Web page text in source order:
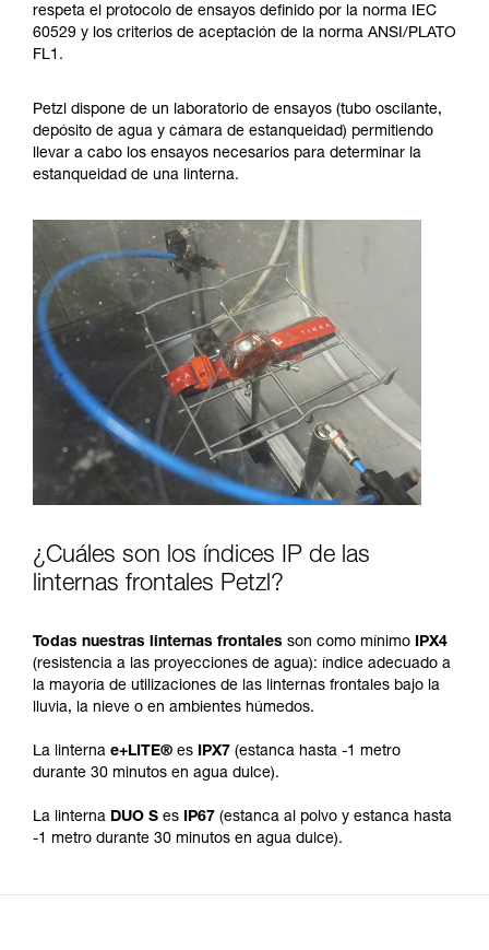
respeta el protocolo de ensayos definido por la norma IEC
60529 y los criterios de aceptación de la norma ANSI/PLATO
FL1.
Petzl dispone de un laboratorio de ensayos (tubo oscilante,
depósito de agua y cámara de estanqueidad) permitiendo
llevar a cabo los ensayos necesarios para determinar la
estanqueidad de una linterna.
¿Cuáles son los índices IP de las
linternas frontales Petzl?
Todas nuestras linternas frontales son como mínimo IPX4
(resistencia a las proyecciones de agua): índice adecuado a
la mayoría de utilizaciones de las linternas frontales bajo la
lluvia, la nieve o en ambientes húmedos.
La linterna e+LITE® es IPX7 (estanca hasta -1 metro
durante 30 minutos en agua dulce).
La linterna DUO S es IP67 (estanca al polvo y estanca hasta
-1 metro durante 30 minutos en agua dulce).